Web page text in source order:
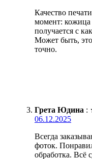
Качество
момент: кожица
получается с
Может быть,
точно.
Грета Юдина :
06.12.2025
Всегда
фоток.
обработка. Всё